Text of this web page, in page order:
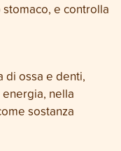
e controlla
di ossa e denti,
nella
sostanza